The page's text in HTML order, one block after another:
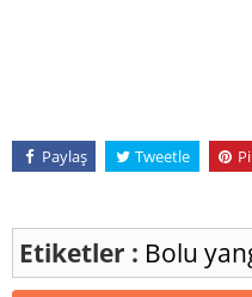
Paylaş Tweetle
Etiketler : Bolu